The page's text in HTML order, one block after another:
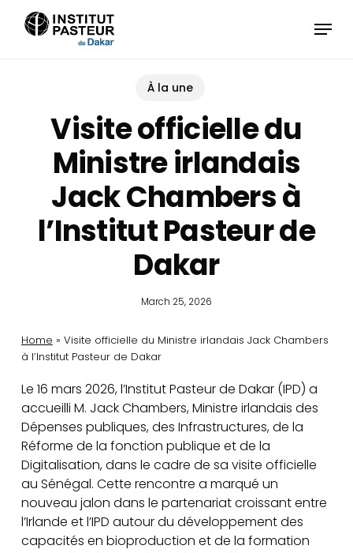
Menu
À la une
Visite officielle du
Ministre irlandais
Jack Chambers à
l’Institut Pasteur de
Dakar
March 25, 2026
Home » Visite officielle du Ministre irlandais Jack Chambers
à l’Institut Pasteur de Dakar
Le 16 mars 2026, l’Institut Pasteur de Dakar (IPD) a
accueilli M. Jack Chambers, Ministre irlandais des
Dépenses publiques, des Infrastructures, de la
Réforme de la fonction publique et de la
Digitalisation, dans le cadre de sa visite officielle
au Sénégal. Cette rencontre a marqué un
nouveau jalon dans le partenariat croissant entre
l’Irlande et l’IPD autour du développement des
capacités en bioproduction et de la formation